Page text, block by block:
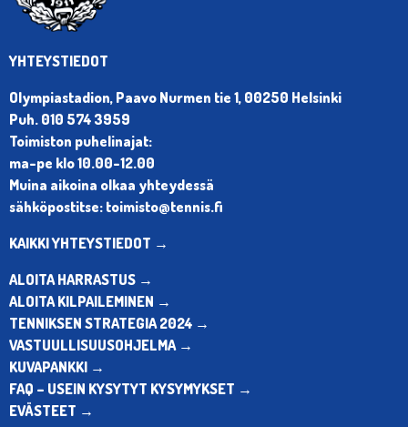
YHTEYSTIEDOT
Olympiastadion, Paavo Nurmen tie 1, 00250 Helsinki
Puh. 010 574 3959
Toimiston puhelinajat:
ma-pe klo 10.00-12.00
Muina aikoina olkaa yhteydessä
sähköpostitse: toimisto@tennis.fi
KAIKKI YHTEYSTIEDOT →
ALOITA HARRASTUS →
ALOITA KILPAILEMINEN →
TENNIKSEN STRATEGIA 2024 →
VASTUULLISUUSOHJELMA →
KUVAPANKKI →
FAQ – USEIN KYSYTYT KYSYMYKSET →
EVÄSTEET →